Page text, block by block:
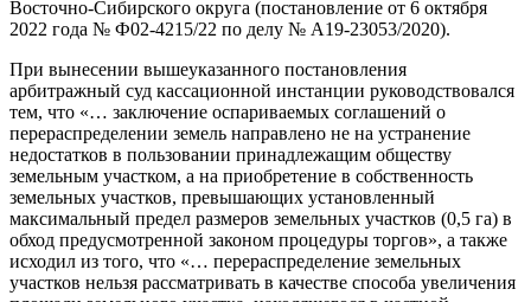
Восточно-Сибирского округа (постановление от 6 октября
2022 года № Ф02-4215/22 по делу № А19-23053/2020).
При вынесении вышеуказанного постановления
арбитражный суд кассационной инстанции руководствовался
тем, что «… заключение оспариваемых соглашений о
перераспределении земель направлено не на устранение
недостатков в пользовании принадлежащим обществу
земельным участком, а на приобретение в собственность
земельных участков, превышающих установленный
максимальный предел размеров земельных участков (0,5 га) в
обход предусмотренной законом процедуры торгов», а также
исходил из того, что «… перераспределение земельных
участков нельзя рассматривать в качестве способа увеличения